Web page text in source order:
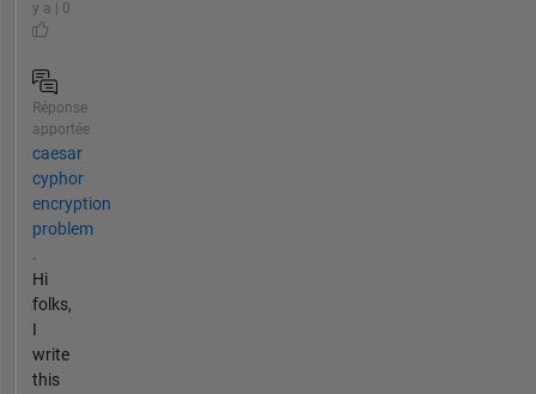
y a | 0
Réponse
apportée
caesar
cyphor
encryption
problem
.
Hi
folks,
I
write
this